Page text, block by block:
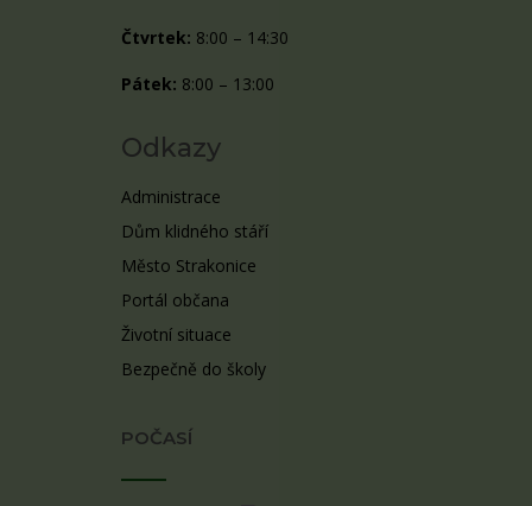
Čtvrtek: 8:00 – 14:30
Pátek: 8:00 – 13:00
Odkazy
Administrace
Dům klidného stáří
Město Strakonice
Portál občana
Životní situace
Bezpečně do školy
POČASÍ